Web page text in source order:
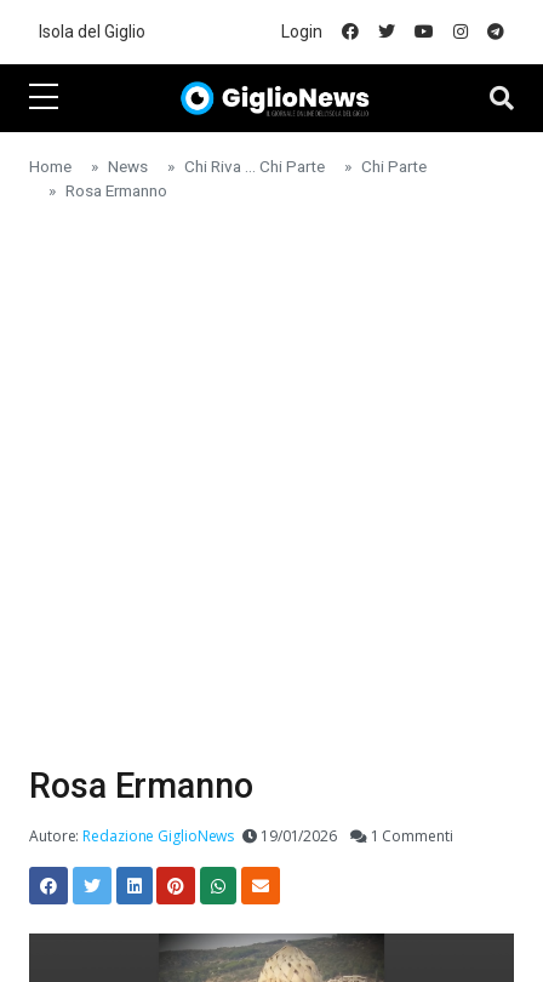
Isola del Giglio Login
Home News Chi Riva ... Chi Parte
Chi Parte
Rosa Ermanno
Rosa Ermanno
Autore:Redazione GiglioNews 19/01/2026 1 Commenti